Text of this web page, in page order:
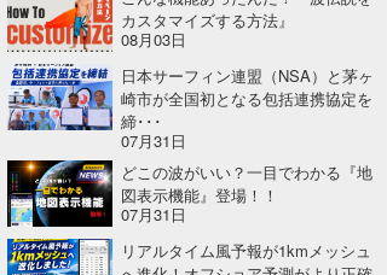
カスタマイズする方法』
08月03日
日本サーフィン連盟（NSA）と茅ヶ
崎市が全国初となる包括連携協定を
締･･･
07月31日
どこの波がいい？一目でわかる『地
図表示機能』登場！！
07月31日
リアルタイム風予報が1kmメッシュ